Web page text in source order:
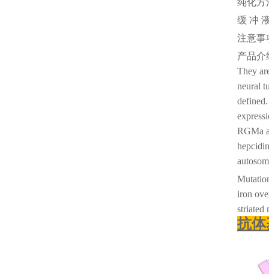
纯化方
缓 冲
注意事
产品介
They
neural
RGMa
iron
striated
抗